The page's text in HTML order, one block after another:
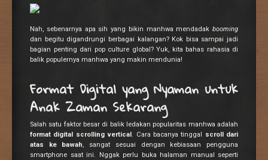
Nah, sebenarnya apa sih yang bikin manhwa mendadak booming
dan begitu digandrungi berbagai kalangan? Kok bisa sampai jadi
bagian penting dari pop culture global? Yuk, kita bahas rahasia di
balik populernya manhwa yang makin mendunia!
Format Digital yang Nyaman untuk
Anak Zaman Sekarang
Salah satu faktor besar di balik ledakan popularitas manhwa adalah
format digital scrolling vertical. Cara bacanya tinggal scroll dari
atas ke bawah, sangat sesuai dengan kebiasaan pengguna
smartphone saat ini. Nggak perlu buka halaman manual seperti